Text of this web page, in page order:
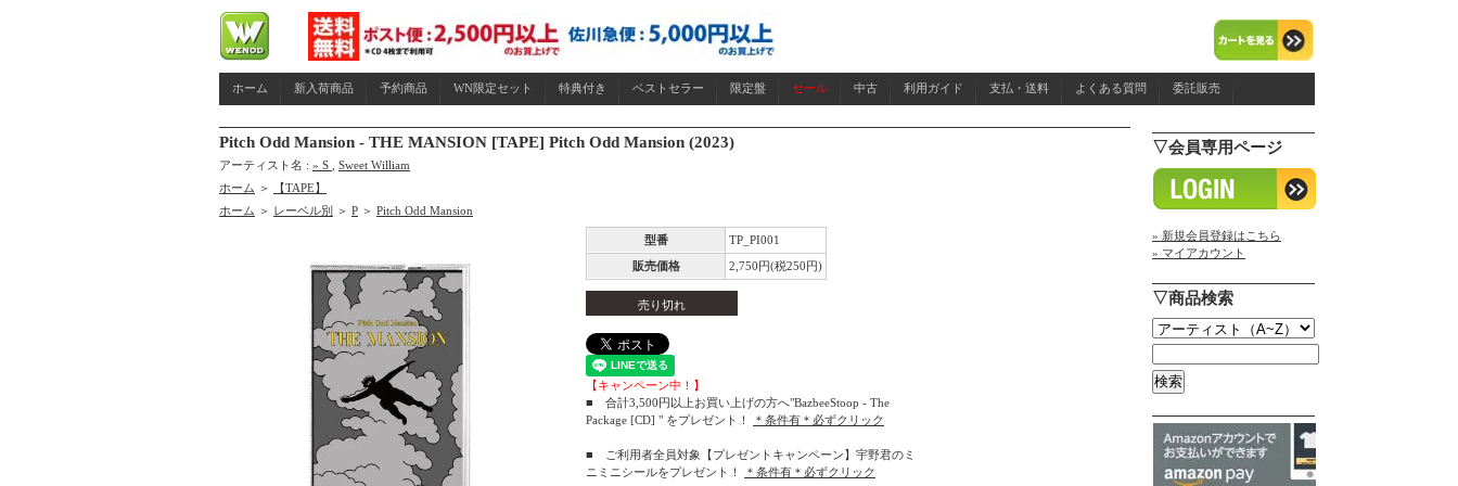
ホーム 新入荷商品 予約商品 WN限定セット 特典付き ベストセラー 限定盤 セール 中古 利用ガイド 支払・送料 よくある質問 委託販売
Pitch Odd Mansion - THE MANSION [TAPE] Pitch Odd Mansion (2023)
アーティスト名 : » S
Sweet William
ホーム ＞
【TAPE】
ホーム ＞ レーベル別 ＞ P ＞ Pitch Odd Mansion
型番
TP_PI001
販売価格
2,750円(税250円)
売り切れ
【キャンペーン中！】
■ 合計3,500円以上お買い上げの方へ"BazbeeStoop - The
Package [CD] " をプレゼント！
＊条件有＊必ずクリック
■ ご利用者全員対象【プレゼントキャンペーン】宇野君のミ
ニミニシールをプレゼント！
＊条件有＊必ずクリック
▽会員専用ページ
» 新規会員登録はこちら
» マイアカウント
▽商品検索